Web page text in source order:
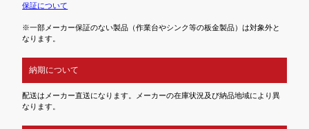
保証について
※一部メーカー保証のない製品（作業台やシンク等の板金製品）は対象外と
なります。
納期について
配送はメーカー直送になります。メーカーの在庫状況及び納品地域により異
なります。